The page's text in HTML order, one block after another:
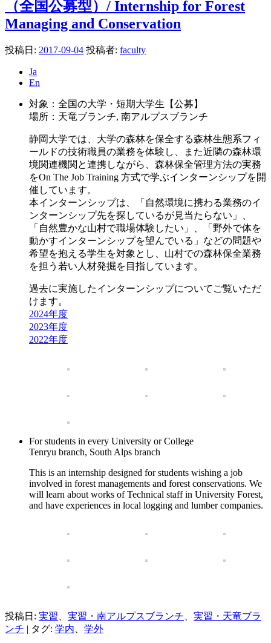
（全国公募型）/ Internship for Forest
Managing and Conservation
投稿日: 2017-09-04 投稿者: faculty
Ja
En
対象：全国の大学・短期大学生【公募】
場所：天竜ブランチ, 南アルプスブランチ
静岡大学では、大学の森林を保全する森林生態系フィ
ールドの技術職員の業務を体験し、また近隣の森林環
境関連機関と連携しながら、森林保全管理方法の実務
をOn The Job Training 方式で学ぶインターンシップを開
催しています。
本インターンシップは、「自然環境に携わる業務のイ
ンターンシップ先を探しているが見当たらない」、
「自然豊かな山村で職場体験したい」、「野外で体を
動かすインターンシップを望んでいる」などの問題や
希望を抱える学生を対象とし、山村での森林保全業務
を担う若い人材発掘を目指しています。
過去に実施したインターンシップについてご覧いただ
けます。
2024年度
2023年度
2022年度
For students in every University or College
Tenryu branch, South Alps branch
This is an internship designed for students wishing a job
involved in forest managements and forest conservations. We
will learn about works of Technical staff in University Forest,
and have experiences in local logging and lumber companies.
投稿日: 実習 実習・南アルプスブランチ
実習・天竜ブラ
ンチ | タグ: 学内 学外